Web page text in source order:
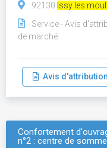
92130 Issy les
Service - Avis
de marché
Avis d'attribution
Confortement
n°2 : centre de